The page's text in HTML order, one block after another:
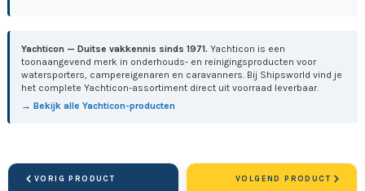
Yachticon — Duitse vakkennis sinds 1971. Yachticon is een
toonaangevend merk in onderhouds- en reinigingsproducten voor
watersporters, campereigenaren en caravanners. Bij Shipsworld vind je
het complete Yachticon-assortiment direct uit voorraad leverbaar.
→ Bekijk alle Yachticon-producten
VORIG PRODUCT VOLGEND PRODUCT